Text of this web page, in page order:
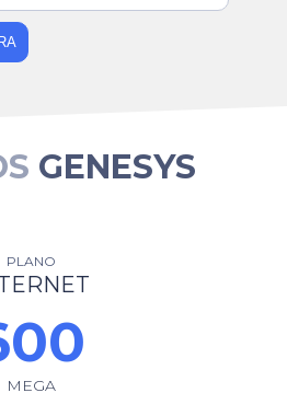
GENESYS
PLANO
MEGA